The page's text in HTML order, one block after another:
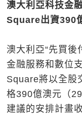
澳大利亞科技金
Square出資390
澳大利亞“先買後
金融服務和數位
Square將以全股
格390億澳元（
建議的安排計畫